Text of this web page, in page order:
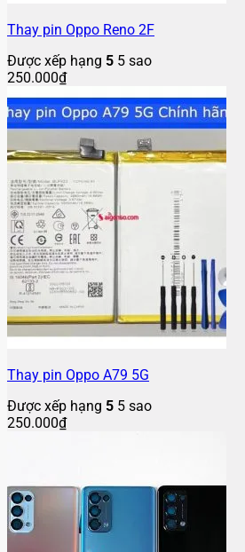
Thay pin Oppo Reno 2F
Được xếp hạng 5 5 sao
250.000₫
Thay pin Oppo A79 5G
Được xếp hạng 5 5 sao
250.000₫